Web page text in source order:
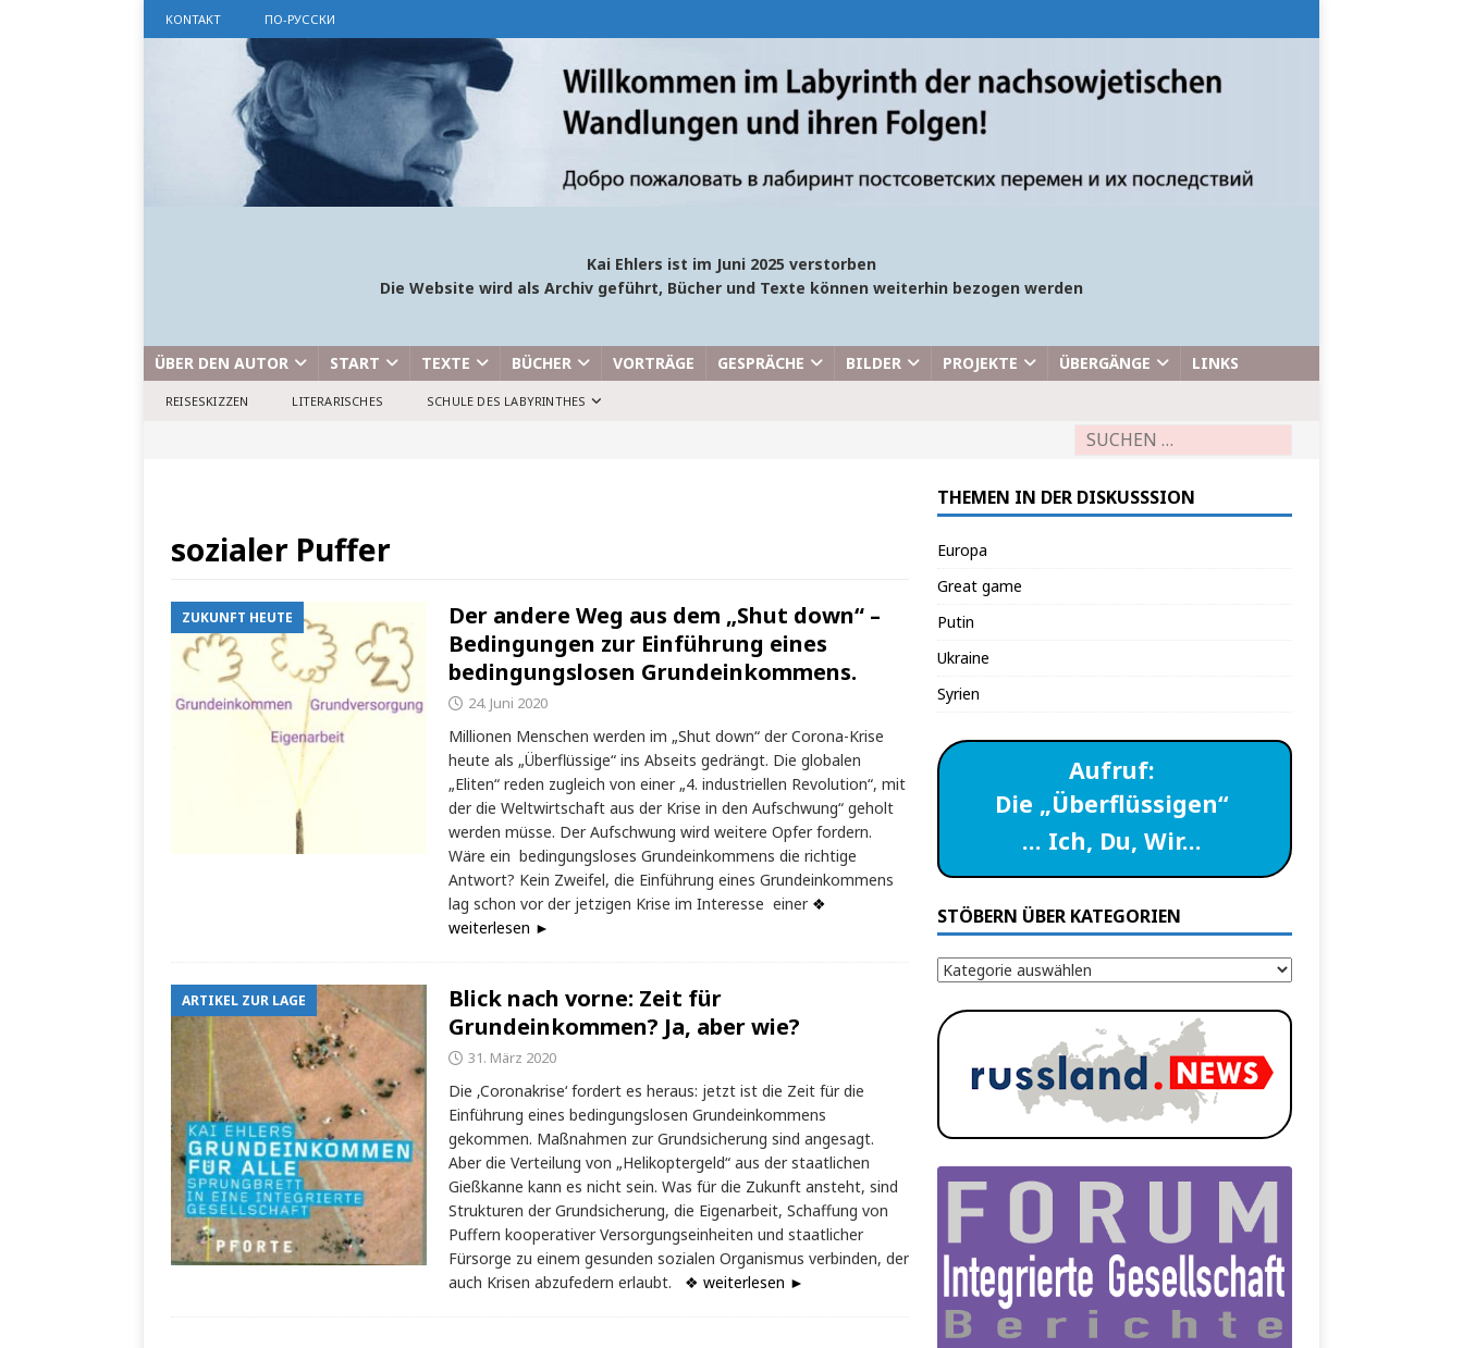
KONTAKT ПО-РУССКИ
Kai Ehlers ist im Juni 2025 verstorben
Die Website wird als Archiv geführt, Bücher und Texte können weiterhin bezogen werden
ÜBER DEN AUTOR START TEXTE BÜCHER VORTRÄGE GESPRÄCHE BILDER PROJEKTE ÜBERGÄNGE LINKS
REISESKIZZEN LITERARISCHES SCHULE DES LABYRINTHES
sozialer Puffer
ZUKUNFT HEUTE
Der andere Weg aus dem „Shut down“ –
Bedingungen zur Einführung eines
bedingungslosen Grundeinkommens.
24. Juni 2020
Millionen Menschen werden im „Shut down“ der Corona-Krise
heute als „Überflüssige“ ins Abseits gedrängt. Die globalen
„Eliten“ reden zugleich von einer „4. industriellen Revolution“, mit
der die Weltwirtschaft aus der Krise in den Aufschwung“ geholt
werden müsse. Der Aufschwung wird weitere Opfer fordern.
Wäre ein bedingungsloses Grundeinkommens die richtige
Antwort? Kein Zweifel, die Einführung eines Grundeinkommens
lag schon vor der jetzigen Krise im Interesse einer ❖
weiterlesen ►
ARTIKEL ZUR LAGE
Blick nach vorne: Zeit für
Grundeinkommen? Ja, aber wie?
31. März 2020
Die ‚Coronakrise‘ fordert es heraus: jetzt ist die Zeit für die
Einführung eines bedingungslosen Grundeinkommens
gekommen. Maßnahmen zur Grundsicherung sind angesagt.
Aber die Verteilung von „Helikoptergeld“ aus der staatlichen
Gießkanne kann es nicht sein. Was für die Zukunft ansteht, sind
Strukturen der Grundsicherung, die Eigenarbeit, Schaffung von
Puffern kooperativer Versorgungseinheiten und staatlicher
Fürsorge zu einem gesunden sozialen Organismus verbinden, der
auch Krisen abzufedern erlaubt. ❖ weiterlesen ►
THEMEN IN DER DISKUSSSION
Europa
Great game
Putin
Ukraine
Syrien
Aufruf:
Die „Überflüssigen“
… Ich, Du, Wir…
STÖBERN ÜBER KATEGORIEN